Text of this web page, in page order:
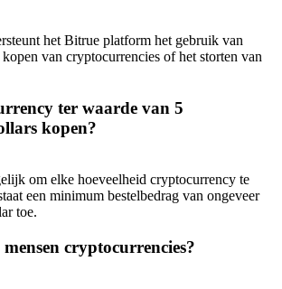
het Bitrue platform het gebruik van
van cryptocurrencies of het storten van
ter waarde van 5
kopen?
om elke hoeveelheid cryptocurrency te
een minimum bestelbedrag van ongeveer
toe.
cryptocurrencies?